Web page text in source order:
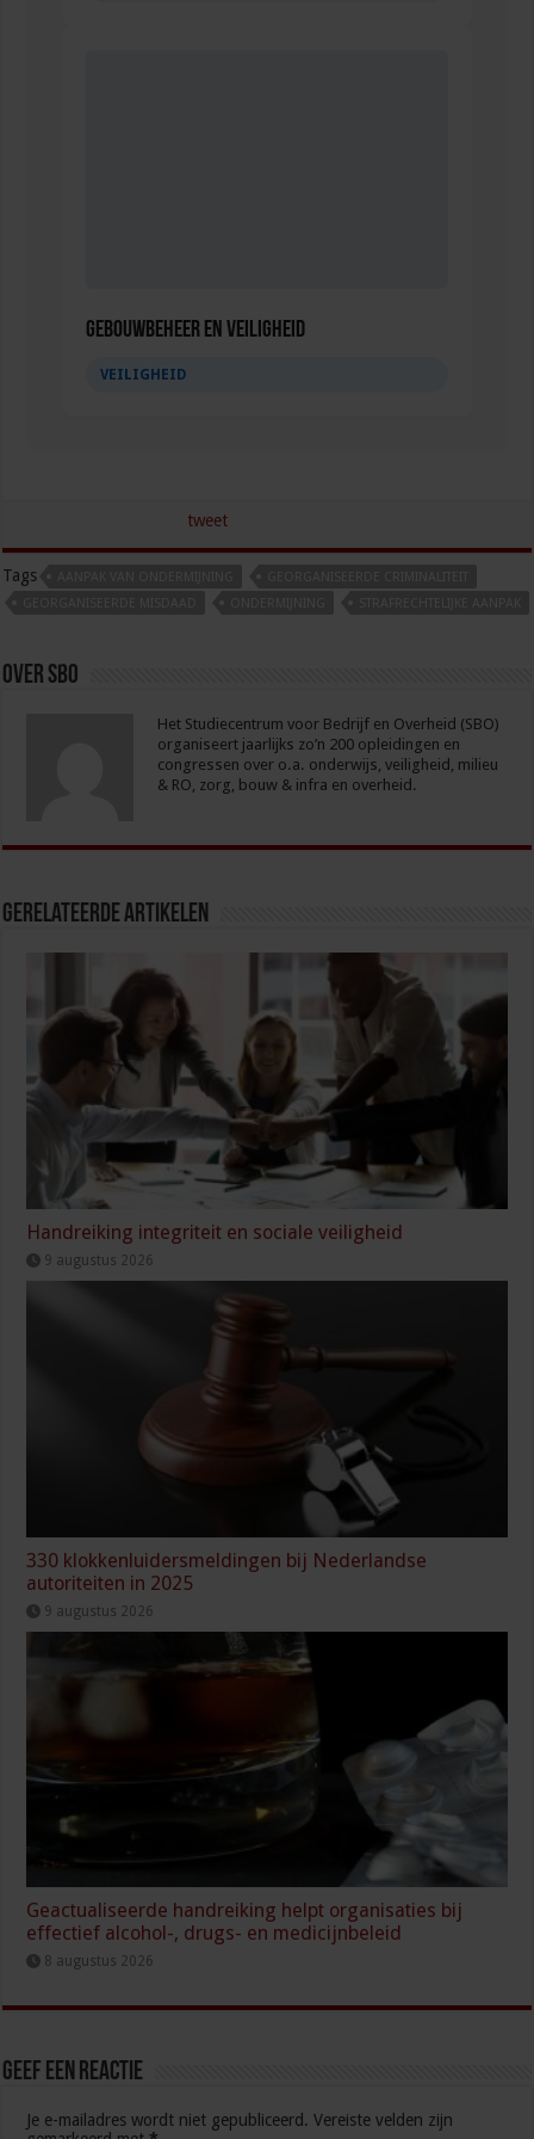
Gebouwbeheer en veiligheid
VEILIGHEID
tweet
Tags
Over sbo
Het Studiecentrum voor Bedrijf en Overheid (SBO)
organiseert jaarlijks zo’n 200 opleidingen en
congressen over o.a. onderwijs, veiligheid, milieu
& RO, zorg, bouw & infra en overheid.
Gerelateerde Artikelen
Handreiking integriteit en sociale veiligheid
9 augustus 2026
330 klokkenluidersmeldingen bij Nederlandse
autoriteiten in 2025
9 augustus 2026
Geactualiseerde handreiking helpt organisaties bij
effectief alcohol-, drugs- en medicijnbeleid
8 augustus 2026
Geef een reactie
Je e-mailadres wordt niet gepubliceerd. Vereiste velden zijn